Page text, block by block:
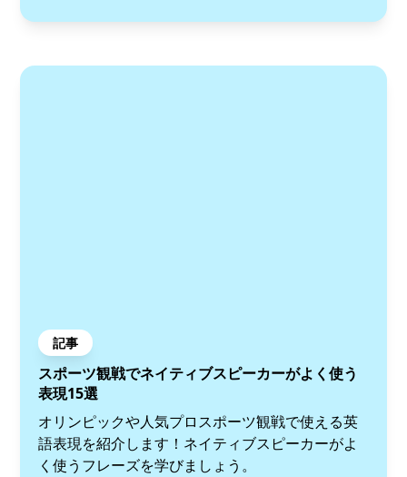
記事
スポーツ観戦でネイティブスピーカーがよく使う
表現15選
オリンピックや人気プロスポーツ観戦で使える英
語表現を紹介します！ネイティブスピーカーがよ
く使うフレーズを学びましょう。